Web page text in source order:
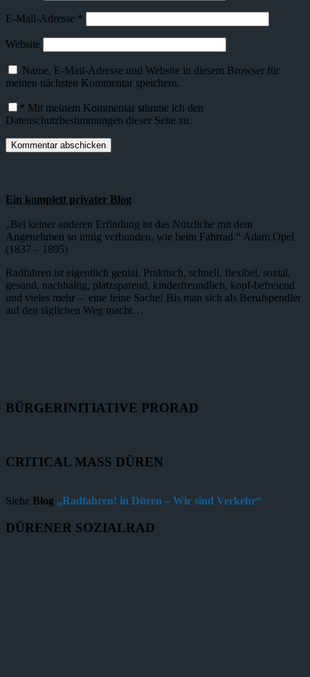
E-Mail-Adresse *
Website
Name, E-Mail-Adresse und Website in diesem Browser für
meinen nächsten Kommentar speichern.
* Mit meinem Kommentar stimme ich den
Datenschutzbestimmungen dieser Seite zu.
Ein komplett privater Blog
„Bei keiner anderen Erfindung ist das Nützliche mit dem
Angenehmen so innig verbunden, wie beim Fahrrad.“ Adam Opel
(1837 – 1895)
Radfahren ist eigentlich genial. Praktisch, schnell, flexibel, sozial,
gesund, nachhaltig, platzsparend, kinderfreundlich, kopf-befreiend
und vieles mehr – eine feine Sache! Bis man sich als Berufspendler
auf den täglichen Weg macht…
BÜRGERINITIATIVE PRORAD
CRITICAL MASS DÜREN
Siehe Blog „Radfahren! in Düren – Wir sind Verkehr“
DÜRENER SOZIALRAD